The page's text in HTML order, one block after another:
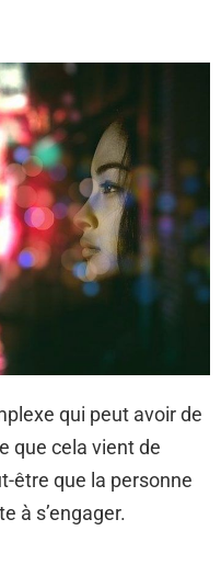
qui peut avoir de
que cela vient de
être que la personne
à s’engager.